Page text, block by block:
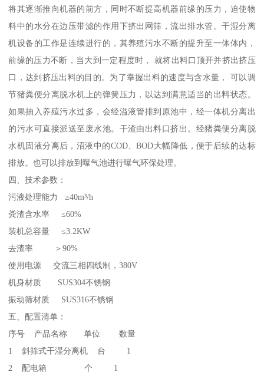
将其逐渐推向机器的前方，同时不断提高机器前缘的压力，迫使物
料中的水分在边压带滤的作用下挤出网筛，流出排水管。干湿分离
机设备的工作是连续进行的，其养殖污水不断的提升至一体体内，
前缘的压力不断，当大到一定程度时， 就将出料口顶开并挤出挤压
口，达到挤压出料的目的。为了掌握出料的速度与含水量， 可以调
节猪粪便分离脱水机上的弹簧压力，以达到满意适当的出料状态。
如果抽入养殖污水过多，会经溢液管排到原池中，经一体机分离出
的污水可直接派送至废水池。干渣由出料口挤出。经猪粪便分离脱
水机固液分离后，沼液中的COD、BOD大幅降低，便于后续的达标
排放。也可以排放到曝气池进行曝气环保处理。
四、技术参数：
污液处理能力 ≥40m³/h
粪渣含水率 ≤60%
装机总容量 ≤3.2KW
去渣率 ＞90%
使用电源 交流三相四线制，380V
机身材质 SUS304不锈钢
振动筛材质 SUS316不锈钢
五、配置清单：
序号 产品名称 单位 数量
1 斜筛式干湿分离机 台 1
2 配电箱 个 1